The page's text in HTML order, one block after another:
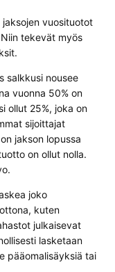
vuosituotot
tekevät myös
salkkusi nousee
vuonna 50% on
ollut 25%, joka on
sijoittajat
jakson lopussa
on ollut nolla.
joko
kuten
julkaisevat
lasketaan
pääomalisäyksiä tai